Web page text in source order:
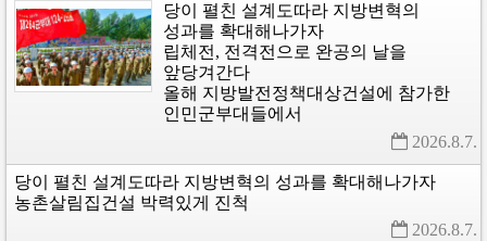
당이 펼친 설계도따라 지방변혁의
성과를 확대해나가자
립체전, 전격전으로 완공의 날을
앞당겨간다
올해 지방발전정책대상건설에 참가한
인민군부대들에서
2026.8.7.
당이 펼친 설계도따라 지방변혁의 성과를 확대해나가자
농촌살림집건설 박력있게 진척
2026.8.7.